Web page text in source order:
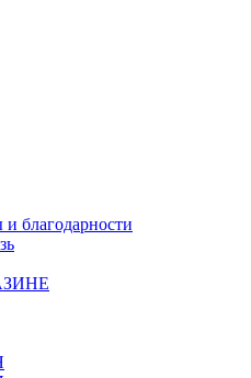
благодарности